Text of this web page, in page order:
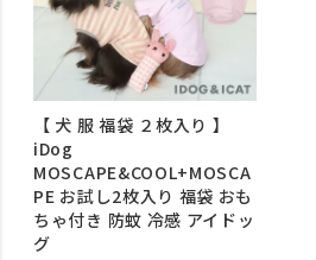
【 犬 服 福袋 ２枚入り 】
iDog
MOSCAPE&COOL+MOSCA
PE お試し2枚入り 福袋 おも
ちゃ付き 防蚊 冷感 アイドッ
グ